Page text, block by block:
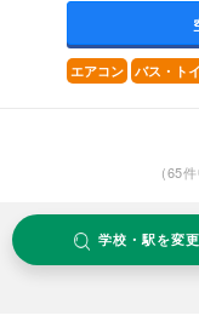
エアコン バス・ト
(65
学校・駅を変更